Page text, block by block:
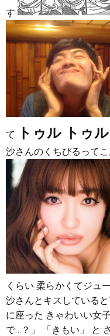
す
て
トゥル トゥ
沙さんのくちびるって
くらい 柔らかくてジュ
沙さんとキスしている
に座った きゃわいい女
で…？」 「きもい」 と